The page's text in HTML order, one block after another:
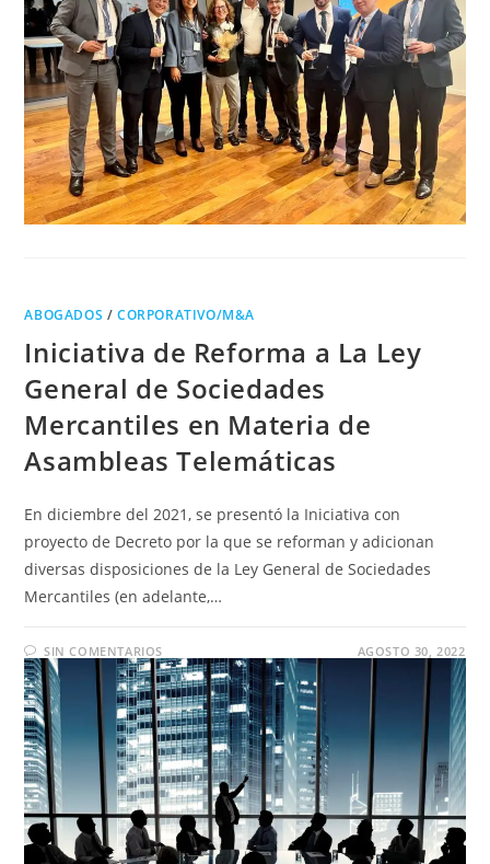
ABOGADOS /CORPORATIVO/M&A
Iniciativa de Reforma a La Ley
General de Sociedades
Mercantiles en Materia de
Asambleas Telemáticas
En diciembre del 2021, se presentó la Iniciativa con
proyecto de Decreto por la que se reforman y adicionan
diversas disposiciones de la Ley General de Sociedades
Mercantiles (en adelante,…
SIN COMENTARIOS AGOSTO 30, 2022